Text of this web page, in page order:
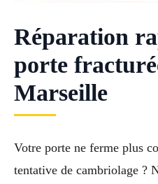
Réparation
porte
Marseille
Votre porte ne ferme plus
tentative de cambriolage ?